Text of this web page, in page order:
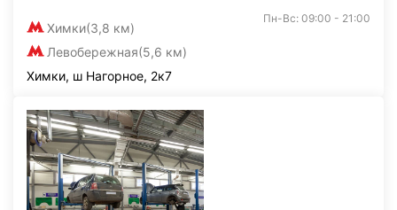
Химки(3,8 км)
Левобережная(5,6 км)
Пн-Вс: 09:00 - 21:00
Химки, ш Нагорное, 2к7